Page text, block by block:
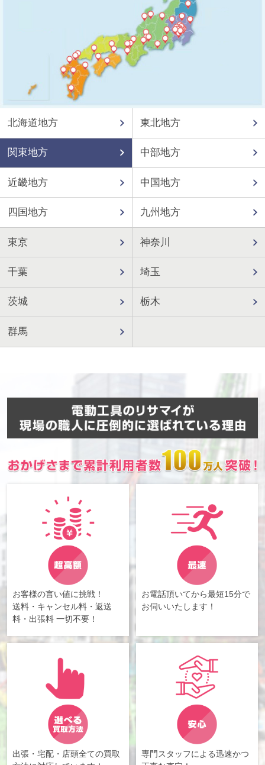
北海道地方 東北地方
関東地方 中部地方
近畿地方 中国地方
四国地方 九州地方
東京 神奈川
千葉 埼玉
茨城 栃木
群馬
お客様の言い値に挑戦！
送料・キャンセル料・返送
料・出張料 一切不要！
お電話頂いてから最短15分で
お伺いいたします！
出張・宅配・店頭全ての買取
専門スタッフによる迅速かつ